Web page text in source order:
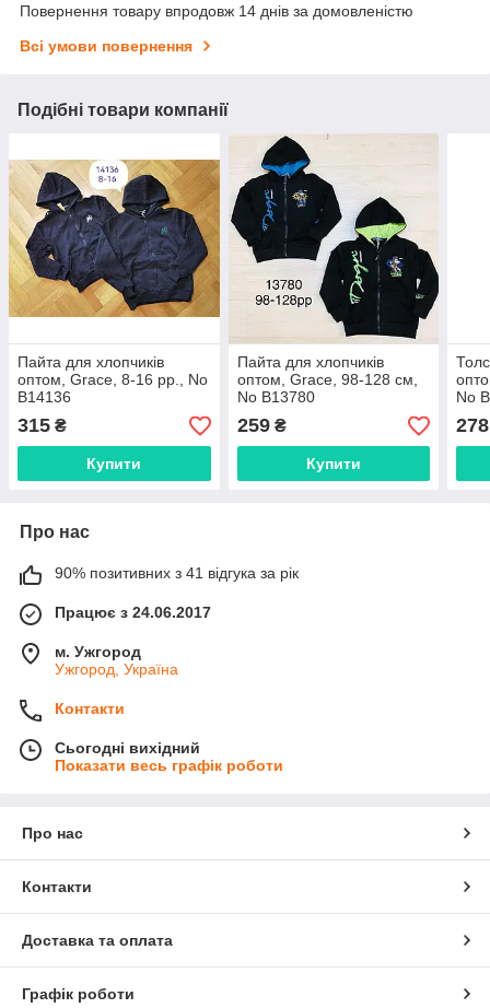
Повернення товару впродовж 14 днів за домовленістю
Всі умови повернення
Подібні товари компанії
Пайта для хлопчиків
оптом, Grace, 8-16 рр., No
В14136
315 ₴
Купити
Пайта для хлопчиків
оптом, Grace, 98-128 см,
No В13780
259₴
Купити
No
278
Про нас
90% позитивних з 41 відгука за рік
Працює з 24.06.2017
м. Ужгород
Ужгород, Україна
Контакти
Сьогодні вихідний
Показати весь графік роботи
Про нас
Контакти
Доставка та оплата
Графік роботи